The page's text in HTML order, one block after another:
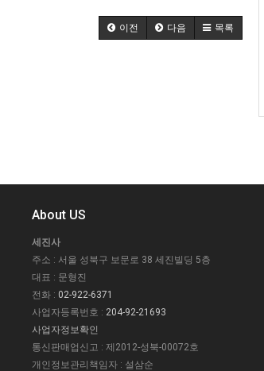
이전 다음 목록
About US
세진사
주소 : 서울 성북구 보문로 38 세진빌딩 5층
대표 : 문형진
전화 : 02-922-6371
사업자등록번호 : 204-92-21693
사업자정보확인
통신판매업신고 : 제2012-성북-00072호
개인정보관리책임자 : 설삼순